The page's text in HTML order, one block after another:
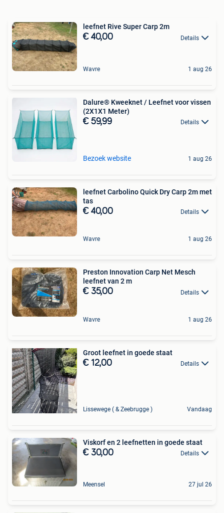
leefnet Rive Super Carp 2m
€ 40,00 Details
Wavre 1 aug 26
Dalure® Kweeknet / Leefnet voor vissen
(2X1X1 Meter)
€ 59,99 Details
Bezoek website 1 aug 26
leefnet Carbolino Quick Dry Carp 2m met
tas
€ 40,00 Details
Wavre 1 aug 26
Preston Innovation Carp Net Mesch
leefnet van 2 m
€ 35,00 Details
Wavre 1 aug 26
Groot leefnet in goede staat
€ 12,00 Details
Lissewege ( & Zeebrugge ) Vandaag
Viskorf en 2 leefnetten in goede staat
€ 30,00 Details
Meensel 27 jul 26